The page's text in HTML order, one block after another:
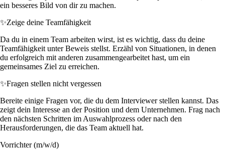
ein besseres Bild von dir zu machen.
✨Zeige deine Teamfähigkeit
Da du in einem Team arbeiten wirst, ist es wichtig, dass du deine
Teamfähigkeit unter Beweis stellst. Erzähl von Situationen, in denen
du erfolgreich mit anderen zusammengearbeitet hast, um ein
gemeinsames Ziel zu erreichen.
✨Fragen stellen nicht vergessen
Bereite einige Fragen vor, die du dem Interviewer stellen kannst. Das
zeigt dein Interesse an der Position und dem Unternehmen. Frag nach
den nächsten Schritten im Auswahlprozess oder nach den
Herausforderungen, die das Team aktuell hat.
Vorrichter (m/w/d)